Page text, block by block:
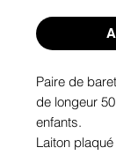
Paire de
de longeur
enfants.
Laiton